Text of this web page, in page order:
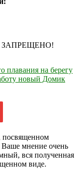
ЗАПРЕЩЕНО!
плавания на берегу
новый Домик
посвященном
мнение очень
вся полученная
виде.